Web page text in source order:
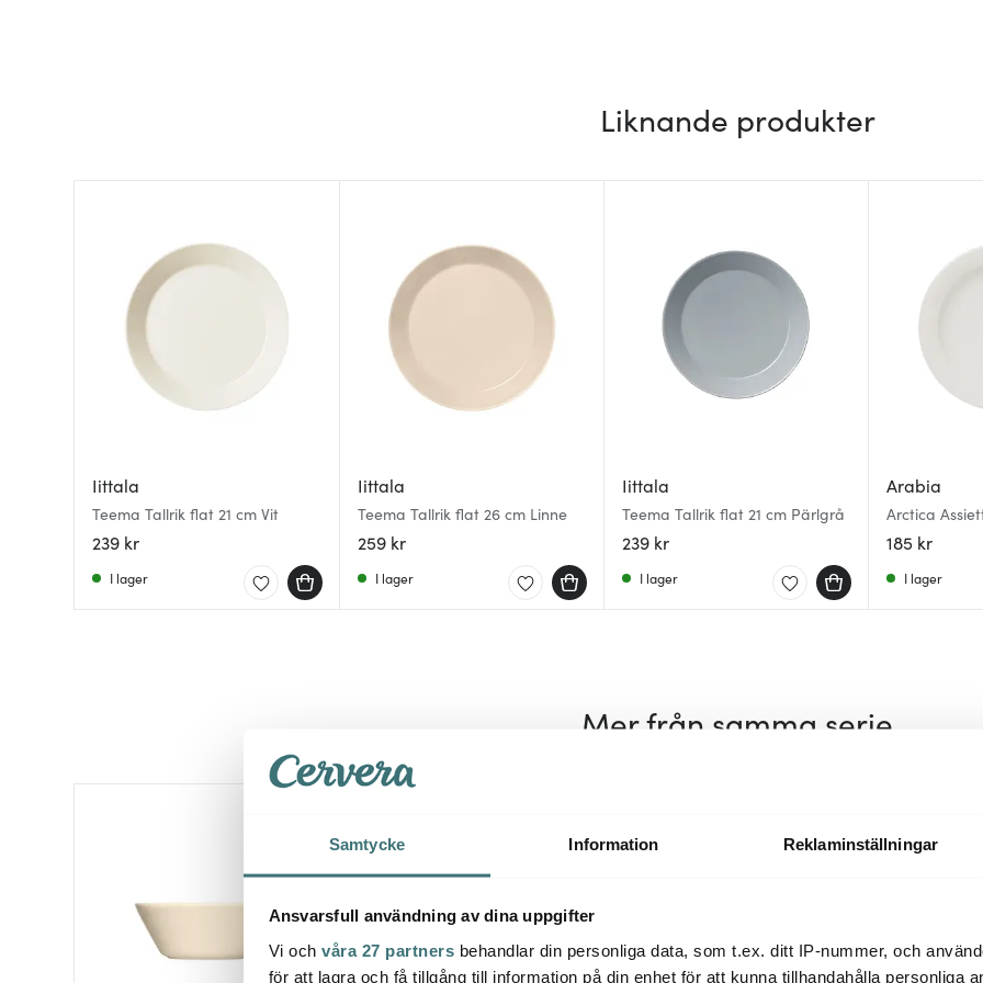
Samtycke Information Reklaminställningar
Ansvarsfull användning av dina uppgifter
Vi och våra 27 partners behandlar din personliga data, som t.ex. ditt IP-nummer, och
för att lagra och få tillgång till information på din enhet för att kunna tillhandahålla personliga
Liknande produkter
Iittala
Teema Tallrik flat 21 cm Vit
239 kr
I lager
Iittala
Teema Tallrik flat 26 cm Linne
259 kr
I lager
Iittala
Teema Tallrik flat 21 cm Pärlgrå
239 kr
I lager
Arabia
185 kr
I lager
Mer från samma serie